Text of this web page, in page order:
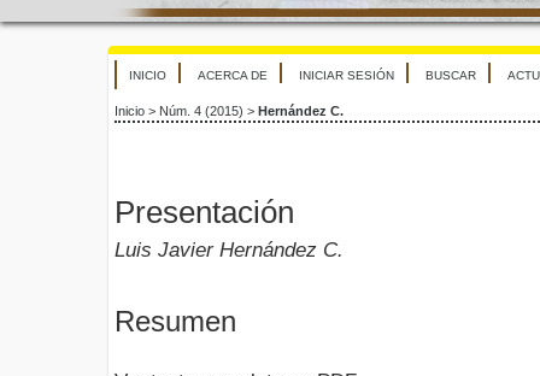
INICIO ACERCA DE INICIAR SESIÓN BUSCAR
Inicio > Núm. 4 (2015) > Hernández C.
Presentación
Luis Javier Hernández C.
Resumen